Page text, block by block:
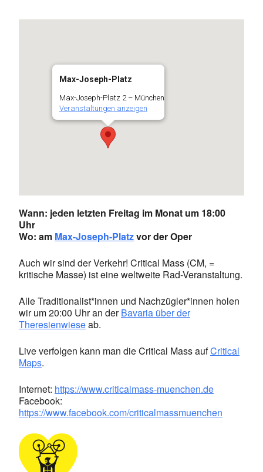
Max-Joseph-Platz
Max-Joseph-Platz 2 – München
Veranstaltungen anzeigen
Wann: jeden letzten Freitag im Monat um 18:00
Uhr
Wo: am Max-Joseph-Platzvor der Oper
Auch wir sind der Verkehr! Critical Mass (CM, =
kritische Masse) ist eine weltweite Rad-Veranstaltung.
Alle Traditionalist*innen und Nachzügler*innen holen
wir um 20:00 Uhr an derBavaria über der
Theresienwieseab.
Live verfolgen kann man die Critical Mass aufCritical
Maps.
Internet: https://www.criticalmass-muenchen.de
Facebook:
https://www.facebook.com/criticalmassmuenchen